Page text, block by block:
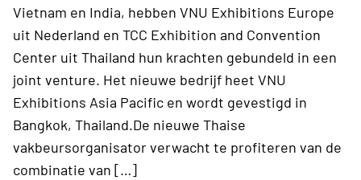
Vietnam en India, hebben VNU Exhibitions Europe
uit Nederland en TCC Exhibition and Convention
Center uit Thailand hun krachten gebundeld in een
joint venture. Het nieuwe bedrijf heet VNU
Exhibitions Asia Pacific en wordt gevestigd in
Bangkok, Thailand.De nieuwe Thaise
vakbeursorganisator verwacht te profiteren van de
combinatie van […]